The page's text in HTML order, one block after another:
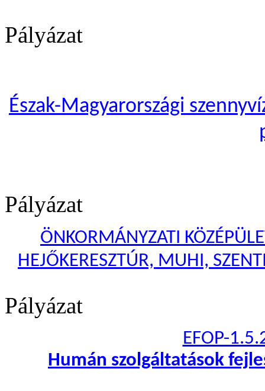
Pályázat
Észak-Magyarországi
Pályázat
ÖNKORMÁNYZATI
HEJŐKERESZTÚR, MUHI,
Pályázat
EFOP-
Humán szolgáltatások